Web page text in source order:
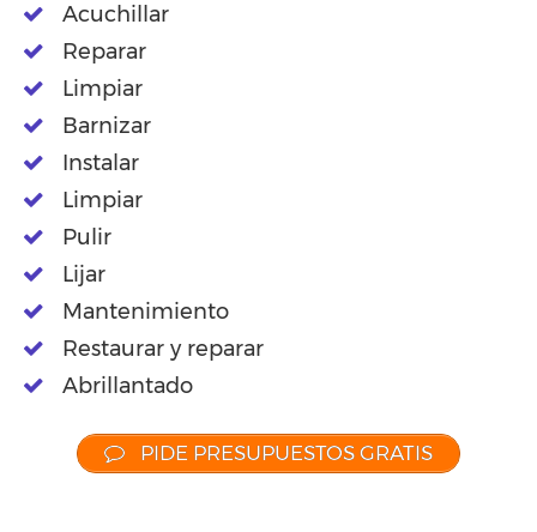
Acuchillar
Reparar
Limpiar
Barnizar
Instalar
Limpiar
Pulir
Lijar
Mantenimiento
Restaurar y reparar
Abrillantado
PIDE PRESUPUESTOS GRATIS